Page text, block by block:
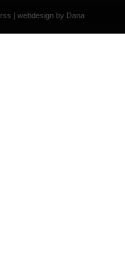
rss | webdesign by Dana